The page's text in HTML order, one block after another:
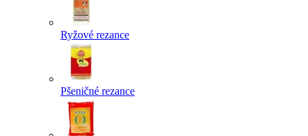
Ryžové rezance
Pšeničné rezance